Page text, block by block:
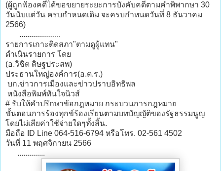
(ผู้ถูกฟ้องคดีได้ขอขยายระยะการบังคับคดีตามคำพิพากษา 30
วันนับแต่วัน ครบกำหนดเดิม จะครบกำหนดวันที่ 8 ธันวาคม
2566)
.....................
รายการเกาะติดสภา"ตามดูผู้แทน"
ดำเนินรายการ โดย
(อ.วิชิต ดิษฐประสพ)
ประธานใหญ่องค์การ(อ.ต.ร.)
บก.ข่าวการเมืองและข่าวปราบอิทธิพล
หนังสือพิมพ์ทันใจนิวส์
# รับให้คำปรึกษาข้อกฎหมาย กระบวนการกฎหมาย
ขั้นตอนการร้องทุกข์ร้องเรียนตามบทบัญญัติของรัฐธรรมนูญ
โดยไม่เสียค่าใช้จ่ายใดๆทั้งสิ้น.
มือถือ ID Line 064-516-6794 หรือโทร. 02-561 4502
วันที่ 11 พฤศจิกายน 2566
..............